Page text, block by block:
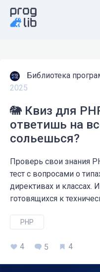
Библиотека
2025
🐘 Квиз для
ответишь на
сольешься?
Проверь свои знания
тест с вопросами о
директивах и классах.
готовящихся к
PHP
4 5 4